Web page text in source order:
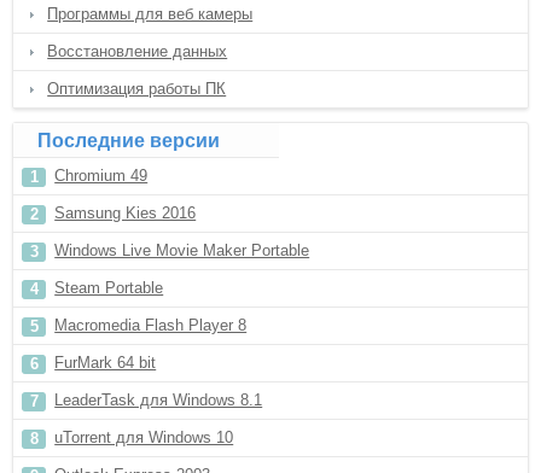
Программы для веб камеры
Восстановление данных
Оптимизация работы ПК
Последние версии
Chromium 49
Samsung Kies 2016
Windows Live Movie Maker Portable
Steam Portable
Macromedia Flash Player 8
FurMark 64 bit
LeaderTask для Windows 8.1
uTorrent для Windows 10